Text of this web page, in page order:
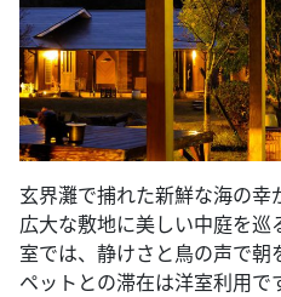
玄界灘で捕れた新鮮な海の幸
広大な敷地に美しい中庭を
室では、静けさと鳥の声で朝
ペットとの滞在は洋室利用で